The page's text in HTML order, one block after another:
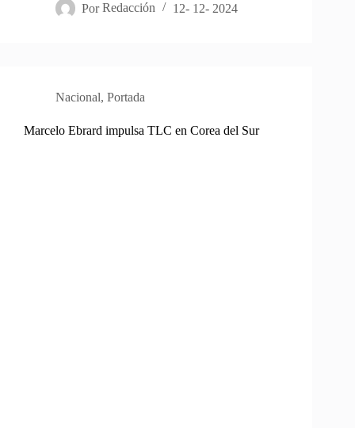
Por Redacción 12- 12- 2024
Nacional, Portada
Marcelo Ebrard impulsa TLC en Corea del Sur